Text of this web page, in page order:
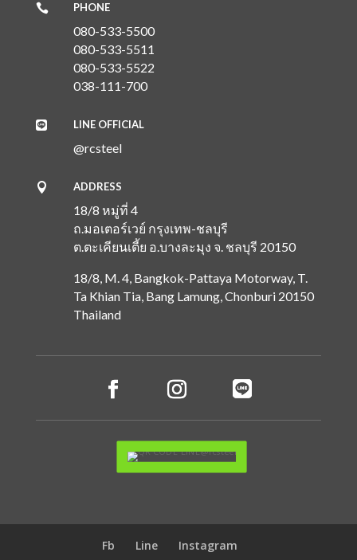
 PHONE
080-533-5500
080-533-5511
080-533-5522
038-111-700
 LINE OFFICIAL
@rcsteel
 ADDRESS
18/8 หมู่ที่ 4
ถ.มอเตอร์เวย์ กรุงเทพ-ชลบุรี
ต.ตะเคียนเตี้ย อ.บางละมุง จ. ชลบุรี 20150
18/8, M. 4, Bangkok-Pattaya Motorway, T.
Ta Khian Tia, Bang Lamung, Chonburi 20150
Thailand
Fb Line Instagram